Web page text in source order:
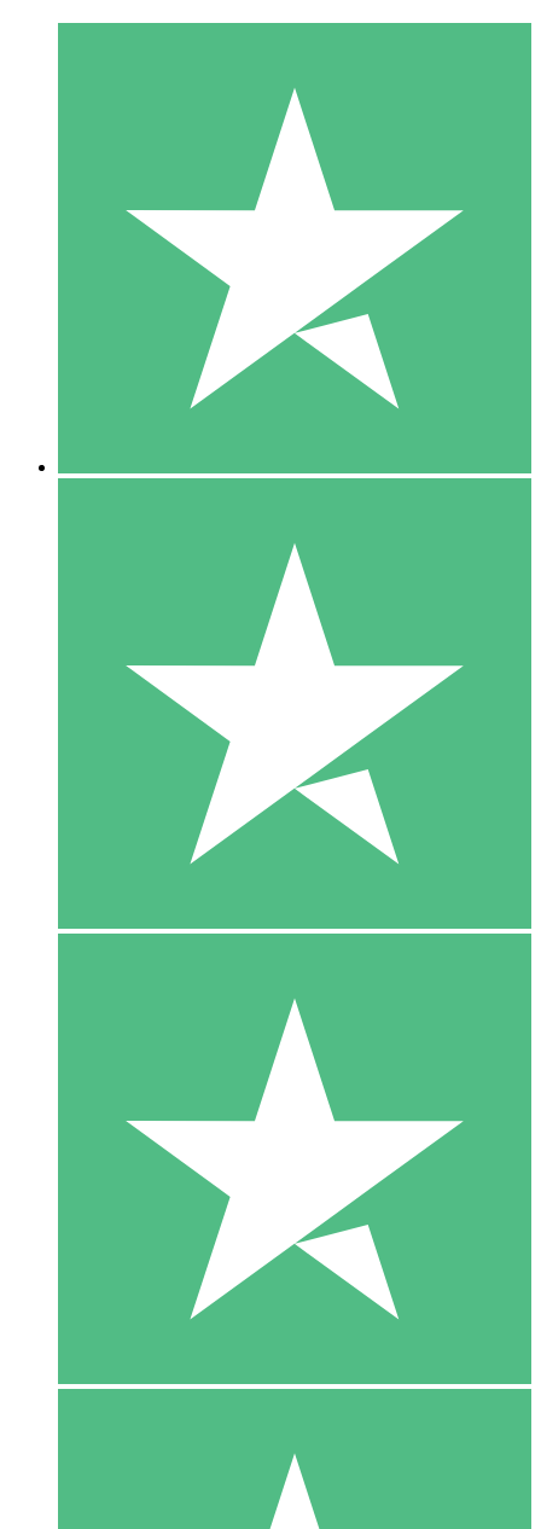
Pacchetti di Crediti Individuali
Paga a consumo con crediti di download. Nessun impegno
1 Download
10
US$1500
10 Download
20